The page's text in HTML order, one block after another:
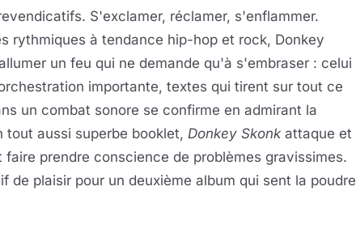
S'exclamer, réclamer, s'enflammer.
rythmiques à tendance hip-hop et rock, Donkey
un feu qui ne demande qu'à s'embraser : celui
importante, textes qui tirent sur tout ce
un combat sonore se confirme en admirant la
aussi superbe booklet, Donkey Skonk attaque et
prendre conscience de problèmes gravissimes.
de plaisir pour un deuxième album qui sent la poudre